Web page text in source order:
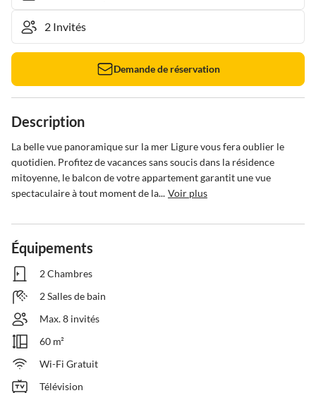
Demande de réservation
Description
La belle vue panoramique sur la mer Ligure vous fera oublier le
quotidien. Profitez de vacances sans soucis dans la résidence
mitoyenne, le balcon de votre appartement garantit une vue
spectaculaire à tout moment de la... Voir plus
Équipements
2 Chambres
2 Salles de bain
Max. 8 invités
60 m²
Wi-Fi Gratuit
Télévision